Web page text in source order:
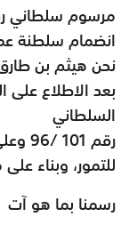
مرسوم سلطاني
انضمام سلطنة
نحن هيثم بن
بعد الاطلاع على
السلطاني
رقم
للتمور، وبناء
رسمنا بما هو آت